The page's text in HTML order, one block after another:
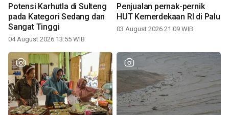
Potensi Karhutla di Sulteng
pada Kategori Sedang dan
Sangat Tinggi
04 August 2026 13:55 WIB
Penjualan pernak-pernik
HUT Kemerdekaan RI di Palu
03 August 2026 21:09 WIB